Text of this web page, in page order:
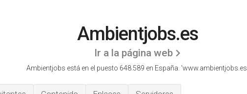
Ambientjobs.es
Ir a la página web
Ambientjobs está en el puesto 648.589 en España.